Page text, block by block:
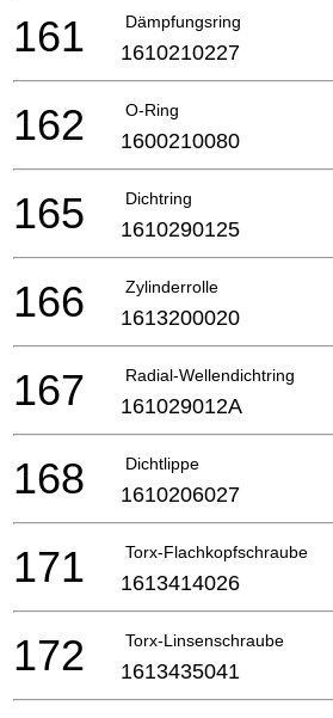
Dämpfungsring
161 1610210227
O-Ring
162 1600210080
Dichtring
165 1610290125
Zylinderrolle
166 1613200020
Radial-Wellendichtring
167 161029012A
Dichtlippe
168 1610206027
Torx-Flachkopfschraube
171 1613414026
Torx-Linsenschraube
172 1613435041